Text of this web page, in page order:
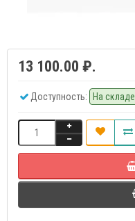
13 100.00 ₽.
Доступность: На складе